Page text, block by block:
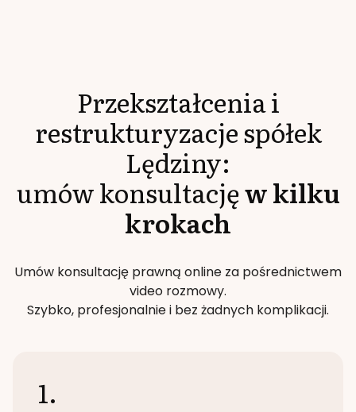
Przekształcenia i
restrukturyzacje spółek
Lędziny:
umów konsultacjęw kilku
krokach
Umów konsultację prawną online za pośrednictwem
video rozmowy.
Szybko, profesjonalnie i bez żadnych komplikacji.
1.